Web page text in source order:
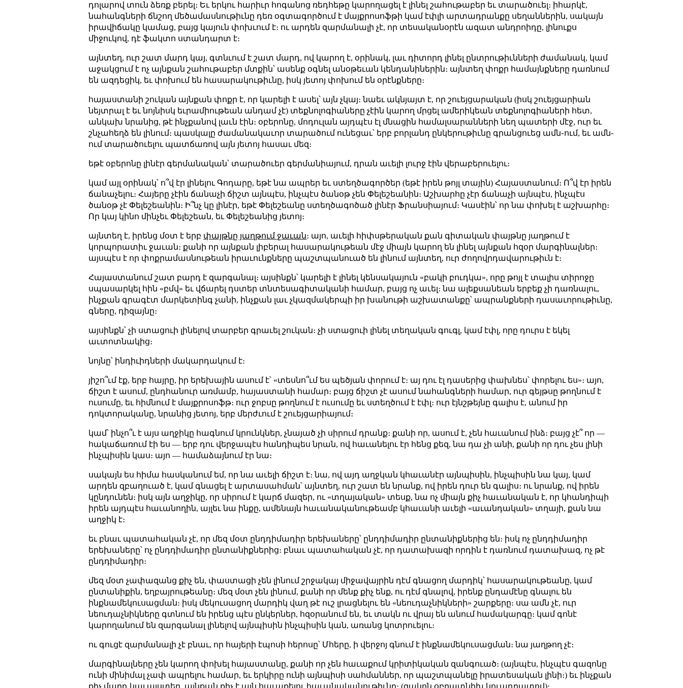
դոլարով տուն ձեռք բերել։ Եւ երկու հարիւր հոգանոց ռեդհեթը կարողացել է լինել շահութաբեր եւ տարածուել։ իհարկէ,
նահանգների ճնշող մեծամասնութիւնը դեռ օգտագործում է մայքրոսոֆթի կամ էփլի արտադրանքը սեղաններին, սակայն
իրավիճակը կամաց, բայց կայուն փոխւում է։ ու արդեն զարմանալի չէ, որ տեսականօրէն ազատ անդրոիդը, լինուքս
միջուկով, դէ ֆակտո ստանդարտ է։
այնտեղ, ուր շատ մարդ կայ, գտնւում է շատ մարդ, ով կարող է, օրինակ, լաւ դիտորդ լինել ընտրութիւնների ժամանակ, կամ
աջակցում է ոչ այնքան շահութաբեր մտքին՝ ասենք օգնել անօթեւան կենդանիներին։ այնտեղ փոքր համայնքները դառնում
են ազդեցիկ, եւ փոխում են հասարակութիւնը, իսկ յետոյ փոխում են օրէնքները։
հայաստանի շուկան այնքան փոքր է, որ կարելի է ասել՝ այն չկայ։ նաեւ ակնյայտ է, որ շուեյցարական (իսկ շուեյցարիան
նեյտրալ է եւ նոյնիսկ եւրամիութեան անդամ չէ) տեքնոլոգիաները չէին կարող մրցել ամերիկեան տեքնոլոգիաների հետ,
անկախ նրանից, թէ ինչքանով լաւն էին։ օբերոնը, մոդուլան այդպէս էլ մնացին համալսարանների նեղ պատերի մէջ, ուր եւ
շնչահեղձ են լինում։ պասկալը ժամանակաւոր տարածում ունեցաւ՝ երբ բորլանդ ընկերութիւնը գրանցուեց ամն֊ում, եւ ամն֊
ում տարածուելու պատճառով այն յետոյ հասաւ մեզ։
եթէ օբերոնը լինէր գերմանական՝ տարածուեր գերմանիայում, դրան աւելի լուրջ էին վերաբերուելու։
կամ այլ օրինակ՝ ո՞վ էր լինելու Գոդարը, եթէ նա ապրեր եւ ստեղծագործեր (եթէ իրեն թոյլ տային) Հայաստանում։ Ո՞վ էր իրեն
ճանաչելու։ Հայերը չէին ճանաչի ճիշտ այնպէս, ինչպէս ծանօթ չեն Փելեշեանին։ Աշխարհը չէր ճանաչի այնպէս, ինչպէս
ծանօթ չէ Փելեշեանին։ Ի՞նչ կը լինէր, եթէ Փելեշեանը ստեղծագոծած լինէր Ֆրանսիայում։ Կասէին՝ որ նա փոխել է աշխարհը։
Որ կայ կինո մինչեւ Փելեշեան, եւ Փելեշեանից յետոյ։
այնտեղ է, իրենց մօտ է երբ փայթնը յաղթում ջաւան։ այո, աւելի հիփսթերական քան գիտական փայթնը յաղթում է
կորպորատիւ ջաւան։ քանի որ այնքան լիբերալ հասարակութեան մէջ միայն կարող են լինել այնքան հզօր մարգինալներ։
այսպէս է որ փոքրամասնութեան իրաւունքները պաշտպանուած են լինում այնտեղ, ուր ժողովրդավարութիւն է։
Հայաստանում շատ բարդ է զարգանալ։ այսինքն՝ կարելի է լինել կենսակայուն «բակի բուդկա», որը թոյլ է տալիս տիրոջը
սպասարկել հին «բմվ» եւ վճարել դստեր տնտեսագիտականի համար, բայց ոչ աւել։ նա ալեքսանեան երբեք չի դառնալու,
ինչքան գրագէտ մարկետինգ չանի, ինչքան լաւ չկազմակերպի իր խանութի աշխատանքը՝ ապրանքների դասաւորութիւնը,
գները, դիզայնը։
այսինքն՝ չի ստացուի լինելով տարբեր գրաւել շուկան։ չի ստացուի լինել տեղական գուգլ, կամ էփլ, որը դուրս է եկել
աւտոտնակից։
նոյնը՝ ինդիւիդների մակարդակում է։
յիշո՞ւմ էք, երբ հայրը, իր երեխային ասում է՝ «տեսնո՞ւմ ես պեծյան փորում է։ այ դու էլ դասերից փախնես՝ փորելու ես»։ այո,
ճիշտ է ասում, ընդհանուր առմամբ, հայաստանի համար։ բայց ճիշտ չէ ասում նահանգների համար, ուր գեյթսը թողնում է
ուսումը, եւ հիմնում է մայքրոսոֆթ։ ուր ջոբսը թողնում է ուսումը եւ ստեղծում է էփլ։ ուր էյնշթեյնը գալիս է, անում իր
դոկտորականը, նրանից յետոյ, երբ մերժւում է շուեյցարիայում։
կամ՝ ինչո՞ւ է այս աղջիկը հագնում կրունկներ, չնայած չի սիրում դրանք։ քանի որ, ասում է, չեն հաւանում ինձ։ բայց չէ՞ որ —
հակաճառում էի ես — երբ դու վերջապէս հանդիպես նրան, ով հաւանելու էր հենց քեզ, նա դա չի անի, քանի որ դու չես լինի
ինչպիսին կաս։ այո — համաձայնում էր նա։
սակայն ես հիմա հասկանում եմ, որ նա աւելի ճիշտ է։ նա, ով այդ աղջկան կհաւանէր այնպիսին, ինչպիսին նա կայ, կամ
արդեն զբաղուած է, կամ գնացել է արտասահման՝ այնտեղ, ուր շատ են նրանք, ով իրեն դուր են գալիս։ ու նրանք, ով իրեն
կընդունեն։ իսկ այն աղջիկը, որ սիրում է կարճ մազեր, ու «տղայական» տեսք, նա ոչ միայն քիչ հաւանական է, որ կհանդիպի
իրեն այդպէս հաւանողին, այլեւ նա ինքը, ամենայն հաւանականութեամբ կհաւանի աւելի «աւանդական» տղայի, քան նա
աղջիկ է։
եւ բնաւ պատահական չէ, որ մեզ մօտ ընդդիմադիր երեխաները՝ ընդդիմադիր ընտանիքներից են։ իսկ ոչ ընդդիմադիր
երեխաները՝ ոչ ընդդիմադիր ընտանիքներից։ բնաւ պատահական չէ, որ դատախազի որդին է դառնում դատախազ, ոչ թէ
ընդդիմադիր։
մեզ մօտ չափազանց քիչ են, փաստացի չեն լինում շրջակայ միջավայրին դէմ գնացող մարդիկ՝ հասարակութեանը, կամ
ընտանիքին, եղբայրութեանը։ մեզ մօտ չեն լինում, քանի որ մենք քիչ ենք, ու դէմ գնալով, իրենք ընդամէնը գնալու են
ինքնամեկուսացման։ իսկ մեկուսացող մարդիկ վաղ թէ ուշ լրացնելու են «նեուդաչնիկների» շարքերը։ սա ամն չէ, ուր
նեուդաչնիկները գտնում են իրենց պէս ընկերներ, հզօրանում են, եւ տակն ու վրայ են անում համակարգը։ կամ գոնէ
կարողանում են զարգանալ լինելով այնպիսին ինչպիսին կան, առանց կոտրուելու։
ու գուցէ զարմանալի չէ բնաւ, որ հայերի էպոսի հերոսը՝ Մհերը, ի վերջոյ գնում է ինքնամեկուսացման։ նա յաղթող չէ։
մարգինալները չեն կարող փոխել հայաստանը, քանի որ չեն հաւաքում կրիտիկական զանգուած։ (այնպէս, ինչպէս գազոնը
ունի մինիմալ չափ ապրելու համար, եւ երկիրը ունի այնպիսի սահմաններ, որ պաշտպանելը իրատեսական լինի։) եւ ինչքան